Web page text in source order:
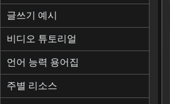
글쓰기 예시
비디오 튜토리얼
언어 능력 용어집
주별 리소스